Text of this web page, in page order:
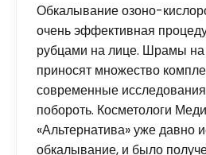
Обкалывание озоно-
очень эффективная
рубцами на лице. Шрамы
приносят множество
современные
побороть. Косметологи
«Альтернатива» уже давно
обкалывание, и было